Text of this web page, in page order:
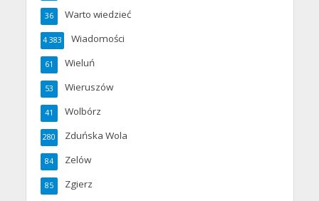
Warto wiedzieć
36
Wiadomości
4 383
Wieluń
61
Wieruszów
53
Wolbórz
41
Zduńska Wola
280
Zelów
84
Zgierz
85